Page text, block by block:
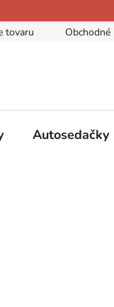
tovaru
Autosedačky